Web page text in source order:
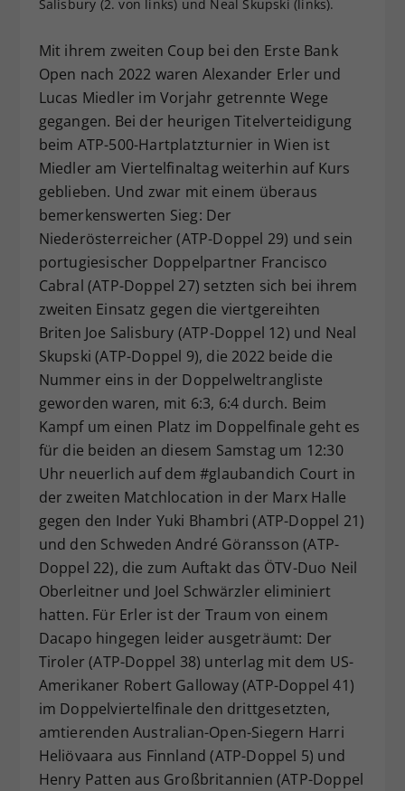
Salisbury (2. von links) und Neal Skupski (links).
Mit ihrem zweiten Coup bei den Erste Bank
Open nach 2022 waren Alexander Erler und
Lucas Miedler im Vorjahr getrennte Wege
gegangen. Bei der heurigen Titelverteidigung
beim ATP-500-Hartplatzturnier in Wien ist
Miedler am Viertelfinaltag weiterhin auf Kurs
geblieben. Und zwar mit einem überaus
bemerkenswerten Sieg: Der
Niederösterreicher (ATP-Doppel 29) und sein
portugiesischer Doppelpartner Francisco
Cabral (ATP-Doppel 27) setzten sich bei ihrem
zweiten Einsatz gegen die viertgereihten
Briten Joe Salisbury (ATP-Doppel 12) und Neal
Skupski (ATP-Doppel 9), die 2022 beide die
Nummer eins in der Doppelweltrangliste
geworden waren, mit 6:3, 6:4 durch. Beim
Kampf um einen Platz im Doppelfinale geht es
für die beiden an diesem Samstag um 12:30
Uhr neuerlich auf dem #glaubandich Court in
der zweiten Matchlocation in der Marx Halle
gegen den Inder Yuki Bhambri (ATP-Doppel 21)
und den Schweden André Göransson (ATP-
Doppel 22), die zum Auftakt das ÖTV-Duo Neil
Oberleitner und Joel Schwärzler eliminiert
hatten. Für Erler ist der Traum von einem
Dacapo hingegen leider ausgeträumt: Der
Tiroler (ATP-Doppel 38) unterlag mit dem US-
Amerikaner Robert Galloway (ATP-Doppel 41)
im Doppelviertelfinale den drittgesetzten,
amtierenden Australian-Open-Siegern Harri
Heliövaara aus Finnland (ATP-Doppel 5) und
Henry Patten aus Großbritannien (ATP-Doppel
Zweck
Einstellungen. Unter anderem eine
zufällig generierte ID, für die
historische Speicherung Ihrer
vorgenommen Einstellungen, falls der
Webseiten-Betreiber dies eingestellt
hat.